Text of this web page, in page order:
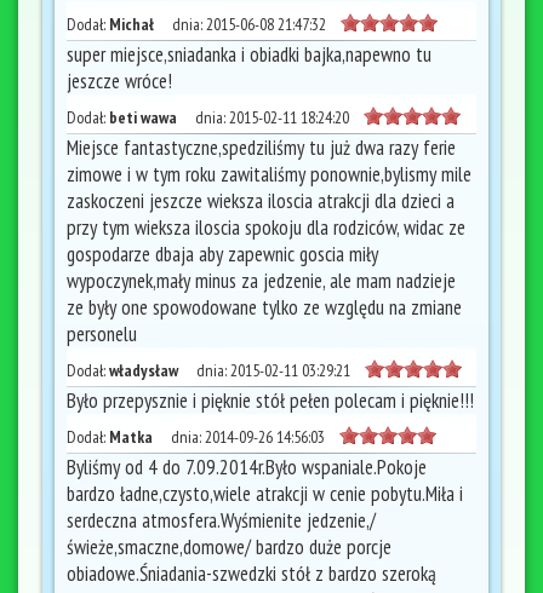
Dodał: Michał dnia:2015-06-08 21:47:32
super miejsce,sniadanka i obiadki bajka,napewno tu
jeszcze wróce!
Dodał: beti wawa dnia:2015-02-11 18:24:20
Miejsce fantastyczne,spedziliśmy tu już dwa razy ferie
zimowe i w tym roku zawitaliśmy ponownie,bylismy mile
zaskoczeni jeszcze wieksza iloscia atrakcji dla dzieci a
przy tym wieksza iloscia spokoju dla rodziców, widac ze
gospodarze dbaja aby zapewnic goscia miły
wypoczynek,mały minus za jedzenie, ale mam nadzieje
ze były one spowodowane tylko ze względu na zmiane
personelu
Dodał:władysławdnia:2015-02-11 03:29:21
Było przepysznie i pięknie stół pełen polecam i pięknie!!!
Dodał: Matka dnia:2014-09-26 14:56:03
Byliśmy od 4 do 7.09.2014r.Było wspaniale.Pokoje
bardzo ładne,czysto,wiele atrakcji w cenie pobytu.Miła i
serdeczna atmosfera.Wyśmienite jedzenie,/
świeże,smaczne,domowe/ bardzo duże porcje
obiadowe.Śniadania-szwedzki stół z bardzo szeroką